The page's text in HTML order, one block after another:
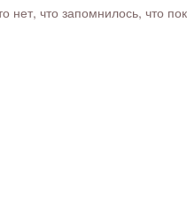
что запомнилось, что